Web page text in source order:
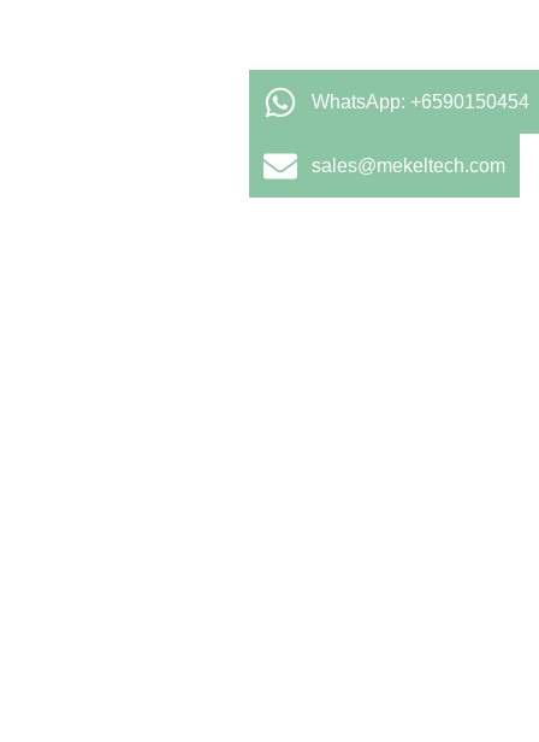
WhatsApp: +6590150454
sales@mekeltech.com